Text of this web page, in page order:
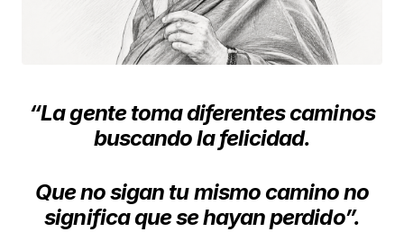
“La gente toma diferentes caminos
buscando la felicidad.
Que no sigan tu mismo camino no
significa que se hayan perdido”.